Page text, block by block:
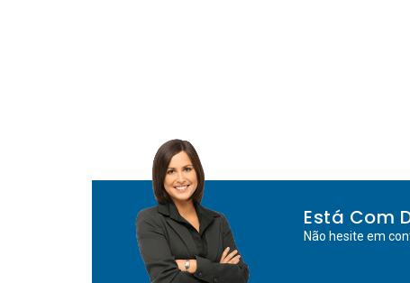
Está Com
Não hesite em